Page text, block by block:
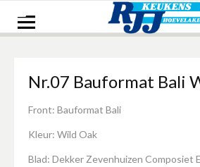
inhoud
Nr.07 Bauformat Bali
Front: Bauformat Bali
Kleur: Wild Oak
Blad: Dekker Zevenhuizen Composiet